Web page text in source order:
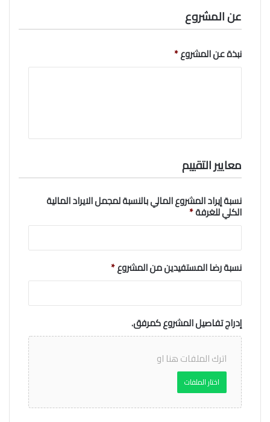
عن المشروع
نبذة عن المشروع*
معايير التقييم
نسبة إيراد المشروع المالي بالنسبة لمجمل الايراد المالية
الكلي للغرفة*
نسبة رضا المستفيدين من المشروع*
إدراج تفاصيل المشروع كمرفق.
اترك الملفات هنا او